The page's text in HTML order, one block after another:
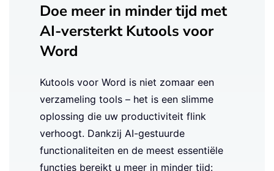
Doe meer in minder tijd met
AI-versterkt Kutools voor
Word
Kutools voor Word is niet zomaar een
verzameling tools – het is een slimme
oplossing die uw productiviteit flink
verhoogt. Dankzij AI-gestuurde
functionaliteiten en de meest essentiële
functies bereikt u meer in minder tijd: